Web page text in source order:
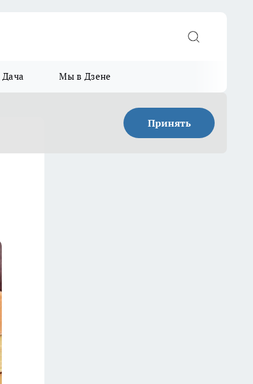
Дача Мы в Дзене
Принять